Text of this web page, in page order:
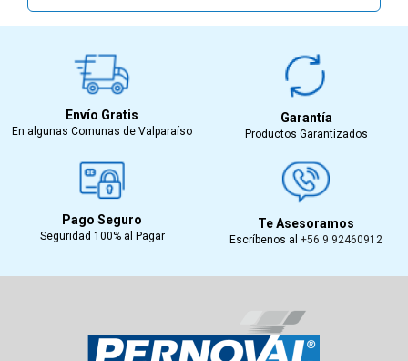
Envío Gratis
En algunas Comunas de Valparaíso
Garantía
Productos Garantizados
Pago Seguro
Seguridad 100% al Pagar
Te Asesoramos
Escríbenos al +56 9 92460912